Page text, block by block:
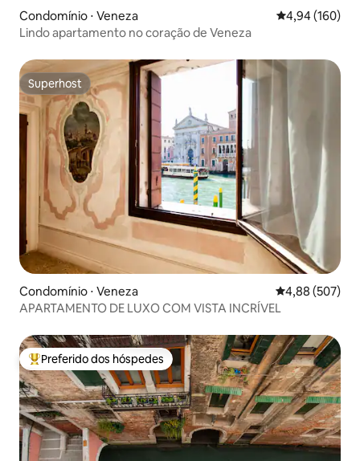
Condomínio ⋅ Veneza 4,94 de uma
4,94 (160)
Lindo apartamento no coração de Veneza
Superhost
Superhost
Condomínio ⋅ Veneza 4,88 de uma
4,88 (507)
APARTAMENTO DE LUXO COM VISTA INCRÍVEL
Entre os melhores preferidos dos hóspedes
Preferido dos hóspedes